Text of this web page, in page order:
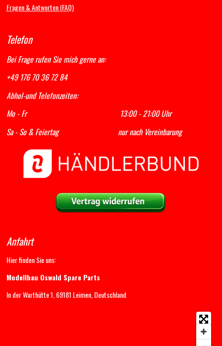
Fragen & Antworten (FAQ)
Telefon
Bei Frage rufen Sie mich gerne an:
+49 176 70 36 72 84
Abhol-und Telefonzeiten:
Mo - Fr 13:00 - 21:00 Uhr
Sa - So & Feiertag nur nach Vereinbarung
Anfahrt
Hier finden Sie uns:
Modellbau Oswald Spare Parts
In der Warthütte 1, 69181 Leimen, Deutschland